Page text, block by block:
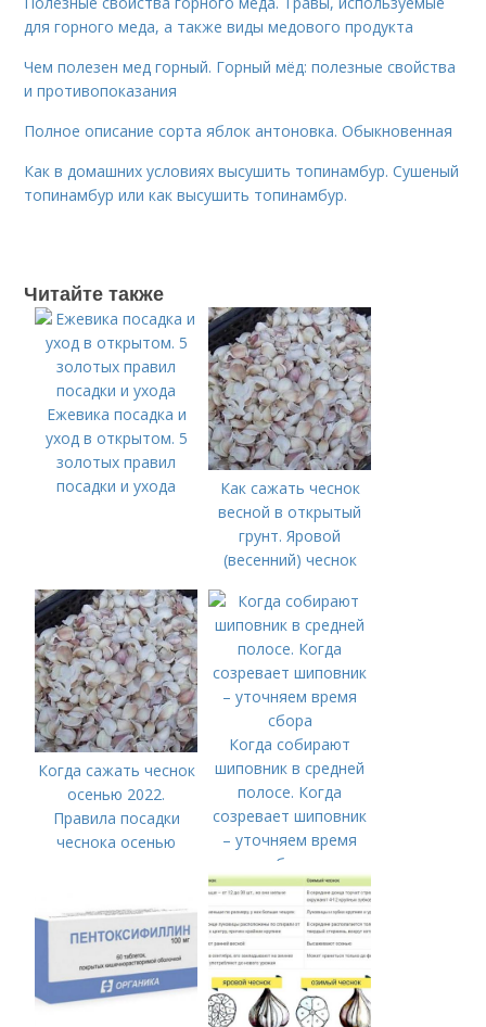
для горного меда, а также виды медового продукта
Чем полезен мед горный. Горный мёд: полезные свойства
и противопоказания
Полное описание сорта яблок антоновка. Обыкновенная
Как в домашних условиях высушить топинамбур. Сушеный
топинамбур или как высушить топинамбур.
Читайте также
Ежевика посадка и
уход в открытом. 5
золотых правил
посадки и ухода
Как сажать чеснок
весной в открытый
грунт. Яровой
(весенний) чеснок
Когда сажать чеснок
осенью 2022.
Правила посадки
чеснока осенью
Когда собирают
шиповник в средней
полосе. Когда
созревает шиповник
– уточняем время
сбора